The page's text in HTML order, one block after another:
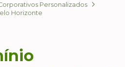
Personalizados
Horizonte